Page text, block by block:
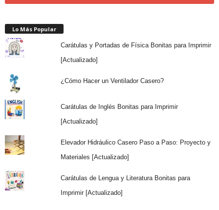
Lo Más Popular
Carátulas y Portadas de Física Bonitas para Imprimir
[Actualizado]
¿Cómo Hacer un Ventilador Casero?
Carátulas de Inglés Bonitas para Imprimir
[Actualizado]
Elevador Hidráulico Casero Paso a Paso: Proyecto y
Materiales [Actualizado]
Carátulas de Lengua y Literatura Bonitas para
Imprimir [Actualizado]